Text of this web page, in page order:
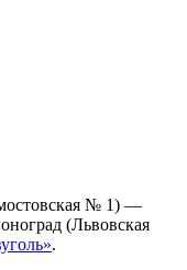
№ 1) —
(Львовская
.